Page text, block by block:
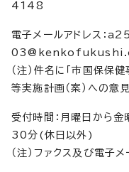
4148
電子メールアドレス：
（注）件名に「市国保保
等実施計画（案）への意
受付時間：月曜日から
30分(休日以外)
（注）ファクス及び電子